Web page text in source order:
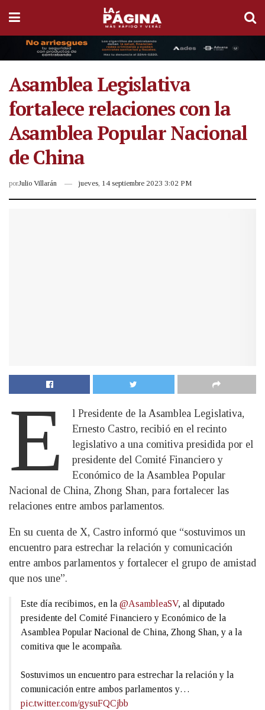
Asamblea Legislativa
fortalece relaciones con la
Asamblea Popular Nacional
de China
porJulio Villarán jueves, 14 septiembre 2023 3:02 PM
E
l Presidente de la Asamblea Legislativa,
Ernesto Castro, recibió en el recinto
legislativo a una comitiva presidida por el
presidente del Comité Financiero y
Económico de la Asamblea Popular
Nacional de China, Zhong Shan, para fortalecer las
relaciones entre ambos parlamentos.
En su cuenta de X, Castro informó que “sostuvimos un
encuentro para estrechar la relación y comunicación
entre ambos parlamentos y fortalecer el grupo de amistad
que nos une”.
Este día recibimos, en la @AsambleaSV, al diputado
presidente del Comité Financiero y Económico de la
Asamblea Popular Nacional de China, Zhong Shan, y a la
comitiva que le acompaña.
Sostuvimos un encuentro para estrechar la relación y la
comunicación entre ambos parlamentos y…
pic.twitter.com/gysuFQCjbb